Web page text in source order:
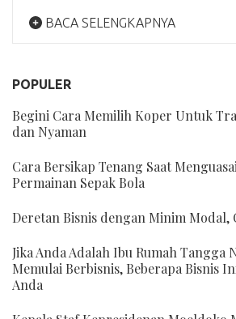
BACA SELENGKAPNYA
POPULER
Begini Cara Memilih Koper Untuk
dan Nyaman
Cara Bersikap Tenang Saat
Permainan Sepak Bola
Deretan Bisnis dengan Minim Modal,
Jika Anda Adalah Ibu Rumah Tangga
Memulai Berbisnis, Beberapa Bisnis
Anda